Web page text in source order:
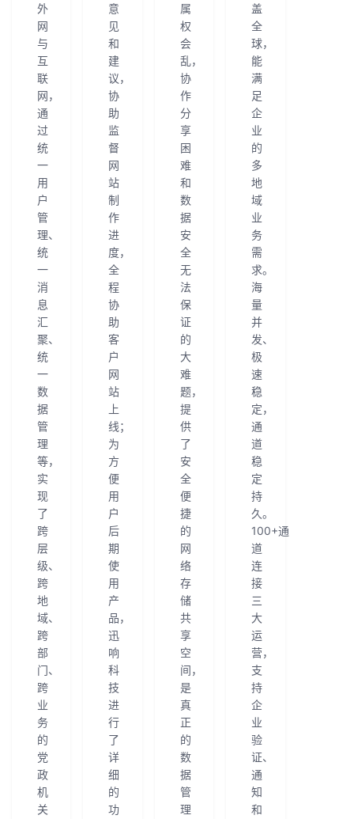
外
网
与
互
联
网，
通
过
统
一
用
户
管
理、
统
一
消
息
汇
聚、
统
一
数
据
管
理
等，
实
现
了
跨
层
级、
跨
地
域、
跨
部
门、
跨
业
务
的
党
政
机
关
意
见
和
建
议，
协
助
监
督
网
站
制
作
进
度，
全
程
协
助
客
户
网
站
上
线；
为
方
便
用
户
后
期
使
用
产
品，
迅
响
科
技
进
行
了
详
细
的
功
属
权
会
乱，
协
作
分
享
困
难
和
数
据
安
全
无
法
保
证
的
大
难
题，
提
供
了
安
全
便
捷
的
网
络
存
储
共
享
空
间，
是
真
正
的
数
据
管
理
盖
全
球，
能
满
足
企
业
的
多
地
域
业
务
需
求。
海
量
并
发、
极
速
稳
定，
通
道
稳
定
持
久。
100+通
道
连
接
三
大
运
营，
支
持
企
业
验
证、
通
知
和